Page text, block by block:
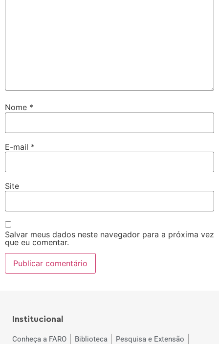
Nome *
E-mail *
Site
Salvar meus dados neste navegador para a próxima vez
que eu comentar.
Institucional
Conheça a FARO Biblioteca
Pesquisa e Extensão